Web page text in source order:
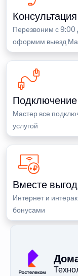
Консультация
Перезвоним с 9:00
оформим выезд
Подключение
Мастер все
услугой
Вместе
Интернет и
бонусами